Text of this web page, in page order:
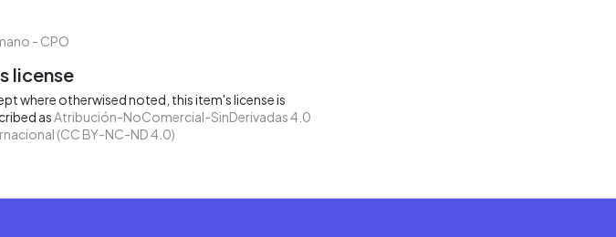
- CPO
license
where otherwised noted, this item's license is
as Atribución-NoComercial-SinDerivadas 4.0
(CC BY-NC-ND 4.0)